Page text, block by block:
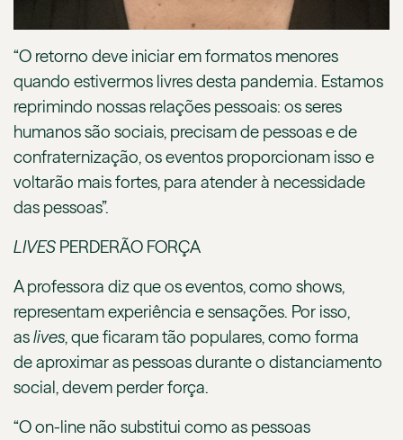
“O retorno deve iniciar em formatos menores
quando estivermos livres desta pandemia. Estamos
reprimindo nossas relações pessoais: os seres
humanos são sociais, precisam de pessoas e de
confraternização, os eventos proporcionam isso e
voltarão mais fortes, para atender à necessidade
das pessoas”.
LIVES PERDERÃO FORÇA
A professora diz que os eventos, como shows,
representam experiência e sensações. Por isso,
aslives, que ficaram tão populares, como forma
de aproximar as pessoas durante o distanciamento
social, devem perder força.
“O on-line não substitui como as pessoas